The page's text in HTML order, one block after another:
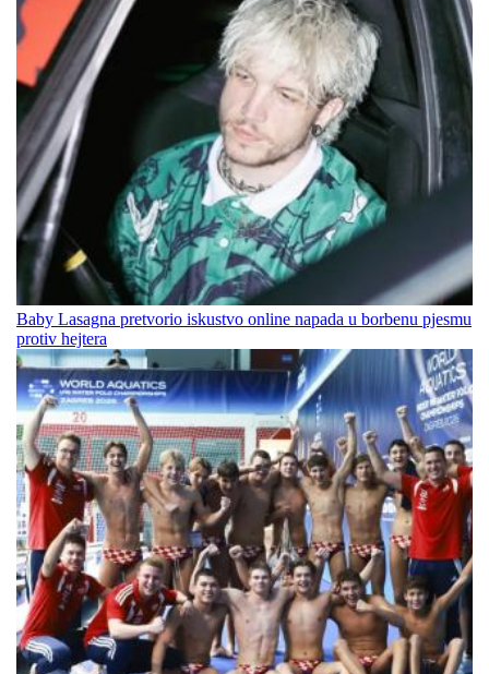
Baby Lasagna pretvorio iskustvo online napada u borbenu pjesmu
protiv hejtera